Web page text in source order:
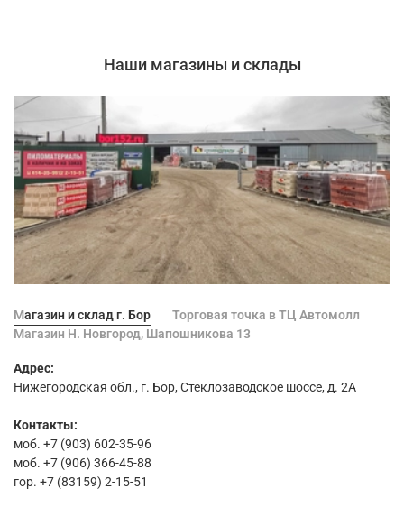
Вяжущее Гипс
Максимальный размер зерна, мм 0.2
Время начала схватывания не ранее, мин 90
Рекомендуемая толщина слоя, мм 0.5–3
Расход смеси при толщине слоя 1 мм, кг/м² 1.3
Прочность сцепления с основанием не менее, МПа 0.4
Температура проведения работ, °С от +5 до +30
Срок годности в неповрежденной оригинальной
упаковке 9 месяцев со дня изготовления
Наши магазины и склады
Магазин и склад г. Бор
Торговая точка в ТЦ Автомолл
Магазин Н. Новгород, Шапошникова 13
Адрес:
Нижегородская обл., г. Бор, Стеклозаводское шоссе, д. 2А
Контакты:
моб. +7 (903) 602-35-96
моб. +7 (906) 366-45-88
гор. +7 (83159) 2-15-51